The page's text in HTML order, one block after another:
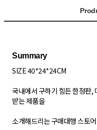
Summary
SIZE 40*24*24CM
국내에서 구하기 힘든 한정판,
받는 제품을
소개해드리는 구매대행 스토